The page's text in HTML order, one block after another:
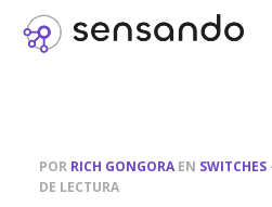
POR RICH GONGORA EN SWITCHES
DE LECTURA